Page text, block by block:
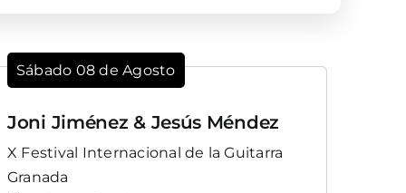
Sábado 08 de Agosto
Joni Jiménez & Jesús Méndez
X Festival Internacional de la Guitarra
Granada